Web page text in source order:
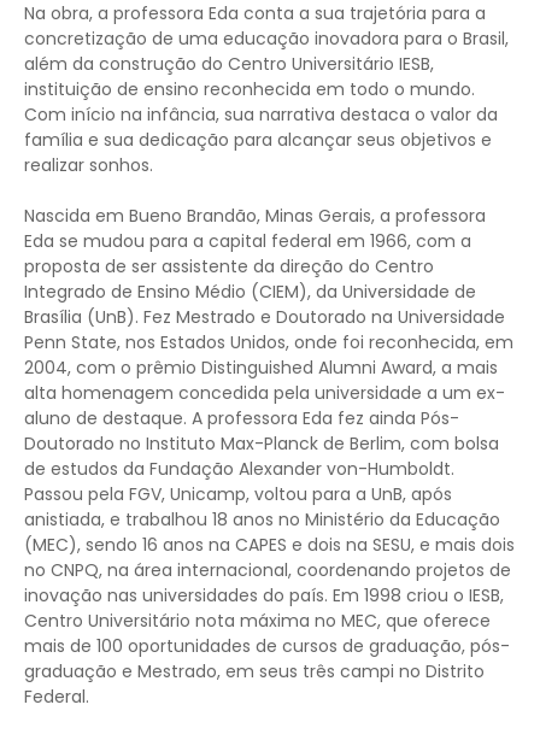
Na obra, a professora Eda conta a sua trajetória para a
concretização de uma educação inovadora para o Brasil,
além da construção do Centro Universitário IESB,
instituição de ensino reconhecida em todo o mundo.
Com início na infância, sua narrativa destaca o valor da
família e sua dedicação para alcançar seus objetivos e
realizar sonhos.
Nascida em Bueno Brandão, Minas Gerais, a professora
Eda se mudou para a capital federal em 1966, com a
proposta de ser assistente da direção do Centro
Integrado de Ensino Médio (CIEM), da Universidade de
Brasília (UnB). Fez Mestrado e Doutorado na Universidade
Penn State, nos Estados Unidos, onde foi reconhecida, em
2004, com o prêmio Distinguished Alumni Award, a mais
alta homenagem concedida pela universidade a um ex-
aluno de destaque. A professora Eda fez ainda Pós-
Doutorado no Instituto Max-Planck de Berlim, com bolsa
de estudos da Fundação Alexander von-Humboldt.
Passou pela FGV, Unicamp, voltou para a UnB, após
anistiada, e trabalhou 18 anos no Ministério da Educação
(MEC), sendo 16 anos na CAPES e dois na SESU, e mais dois
no CNPQ, na área internacional, coordenando projetos de
inovação nas universidades do país. Em 1998 criou o IESB,
Centro Universitário nota máxima no MEC, que oferece
mais de 100 oportunidades de cursos de graduação, pós-
graduação e Mestrado, em seus três campi no Distrito
Federal.